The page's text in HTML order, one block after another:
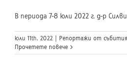
В периода 7-8 юли 2022 г. д-р
юли 11th, 2022
Репортажи от събития
Прочетете повече